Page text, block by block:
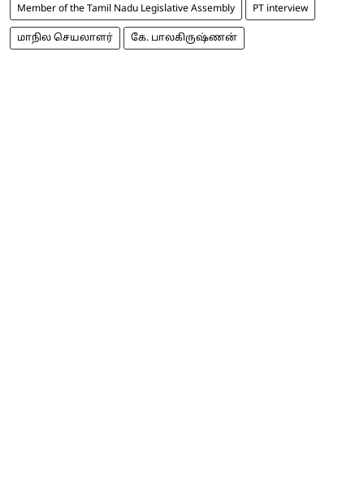
Member of the Tamil Nadu Legislative Assembly PT interview
மாநில செயலாளர் கே. பாலகிருஷ்ணன்